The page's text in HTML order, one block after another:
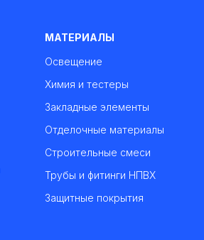
МАТЕРИАЛЫ
Освещение
Химия и тестеры
Закладные элементы
Отделочные материалы
Строительные смеси
Трубы и фитинги НПВХ
Защитные покрытия